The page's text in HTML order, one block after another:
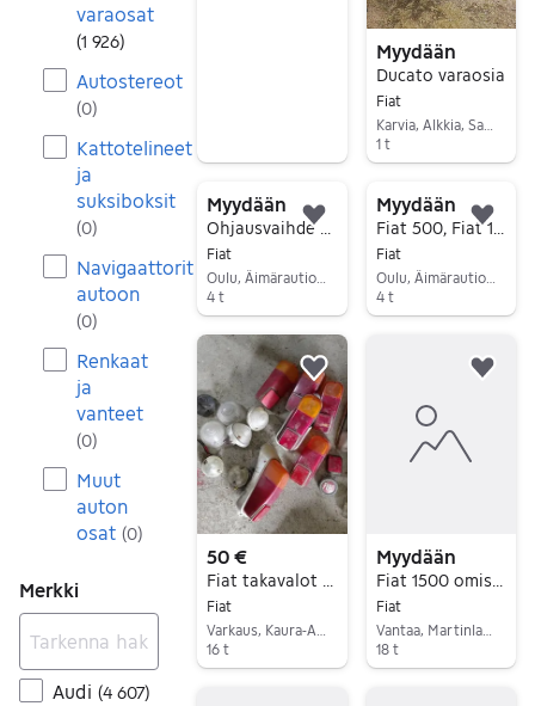
varaosat
(1 926)
Autostereot
(0)
Kattotelineet
ja
suksiboksit
(0)
Navigaattorit
autoon
(0)
Renkaat
ja
vanteet
(0)
Muut
auton
osat (0)
Merkki
Audi (4 607)
Myydään
Ducato varaosia
Fiat
Karvia, Alkkia, Satakunta
1 t
Myydään
Fiat
4 t
Lisää suosikiksi.
Myydään
Fiat
Oulu, Äimärautio, Pohjois-Pohjanmaa
4 t
50 €
Fiat
16 t
Lisää suosikiksi.
Myydään
Fiat
Vantaa, Martinlaakso, Uusimaa
18 t